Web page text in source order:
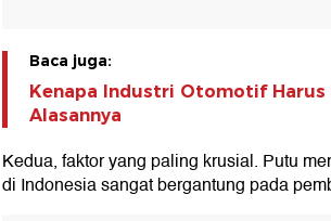
Baca juga:
Kenapa Industri Otomotif
Alasannya
Kedua, faktor yang paling krusial. Putu
di Indonesia sangat bergantung pada